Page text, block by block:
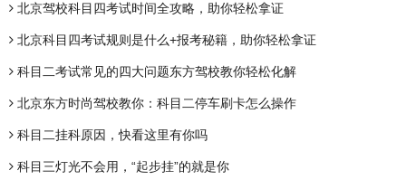
北京驾校科目四考试时间全攻略，助你轻松拿证
北京科目四考试规则是什么+报考秘籍，助你轻松拿证
科目二考试常见的四大问题东方驾校教你轻松化解
北京东方时尚驾校教你：科目二停车刷卡怎么操作
科目二挂科原因，快看这里有你吗
科目三灯光不会用，“起步挂”的就是你